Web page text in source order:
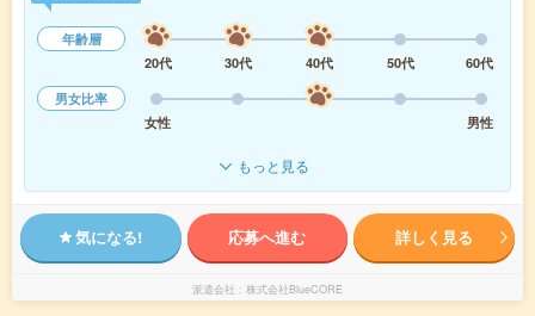
年齢層
20代
30代 40代 50代
60代
男女比率
女性
男性
もっと見る
気になる! 応募へ進む 詳しく見る
派遣会社 株式会社BlueCORE